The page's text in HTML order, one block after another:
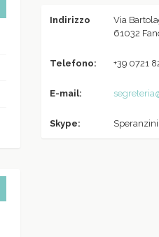
Indirizzo
Via
61032
Telefono: +39 0721
E-mail:
Skype: Speranzini